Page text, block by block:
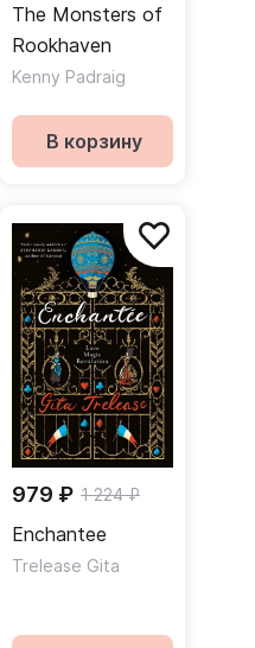
The Monsters of
Rookhaven
Kenny Padraig
В корзину
979 ₽ 1 224 ₽
Enchantee
Trelease Gita